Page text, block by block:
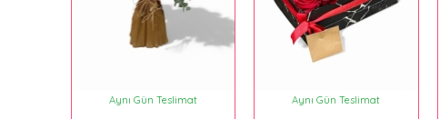
Aynı Gün Teslimat Aynı Gün Teslimat